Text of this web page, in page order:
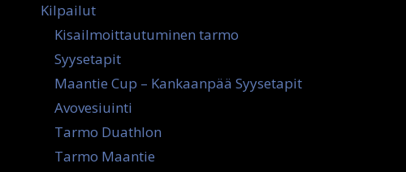
Kilpailut
Kisailmoittautuminen tarmo
Syysetapit
Maantie Cup – Kankaanpää Syysetapit
Avovesiuinti
Tarmo Duathlon
Tarmo Maantie